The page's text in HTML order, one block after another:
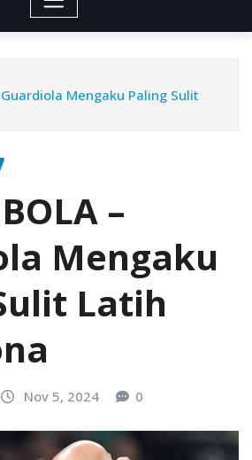
Guardiola Mengaku Paling Sulit
–
Mengaku
Latih
Nov 5, 2024 0